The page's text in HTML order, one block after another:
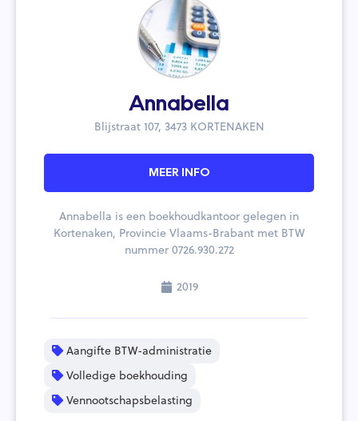
Annabella
Blijstraat 107, 3473 KORTENAKEN
MEER INFO
Annabella is een boekhoudkantoor gelegen in
Kortenaken, Provincie Vlaams-Brabant met BTW
nummer 0726.930.272
2019
Aangifte BTW-administratie
Volledige boekhouding
Vennootschapsbelasting